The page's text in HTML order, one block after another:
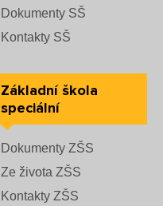
Dokumenty SŠ
Kontakty SŠ
Základní škola
speciální
Dokumenty ZŠS
Ze života ZŠS
Kontakty ZŠS